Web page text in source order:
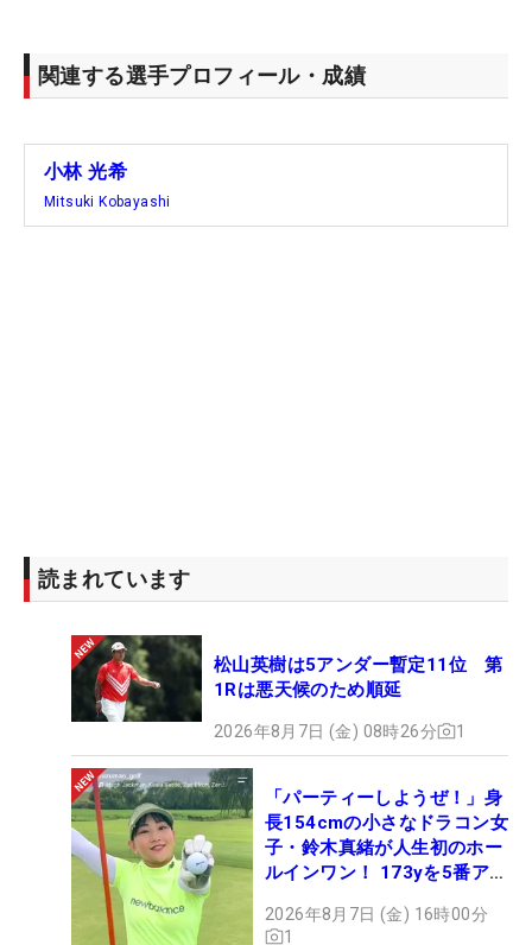
る。ここで良いゴルフができたらQTにもつながる。
全力で優勝を目指していきます」と意気込んだ。
ルは9メートルのロングパットが決まってのバーデ
ィスタート。そこから波に乗っていけた。城陽カン
関連する選手プロフィール・成績
小林 光希
Mitsuki Kobayashi
読まれています
松山英樹は5アンダー暫定11位 第
1Rは悪天候のため順延
2026年8月7日 (金) 08時26分 1
「パーティーしようぜ！」身
長154cmの小さなドラコン女
子・鈴木真緒が人生初のホー
ルインワン！ 173yを5番アイ
2026年8月7日 (金) 16時00分
1